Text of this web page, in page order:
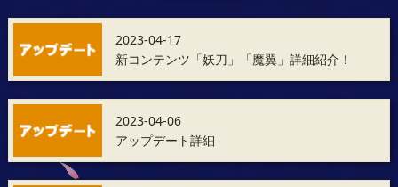
2023-04-17
新コンテンツ「妖刀」「魔翼」詳細紹介！
2023-04-06
アップデート詳細